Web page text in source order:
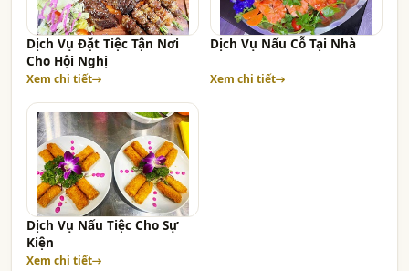
Dịch Vụ Đặt Tiệc Tận Nơi
Cho Hội Nghị
Xem chi tiết
Dịch Vụ Nấu Cỗ Tại Nhà
Xem chi tiết
Dịch Vụ Nấu Tiệc Cho Sự
Kiện
Xem chi tiết